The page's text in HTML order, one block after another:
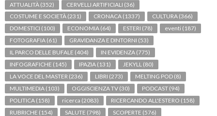
ATTUALITÀ (352) CERVELLI ARTIFICIALI (36)
COSTUME E SOCIETÀ (231) CRONACA (1337) CULTURA (366)
DOMESTICI (100) ECONOMIA (64) ESTERI (78) eventi (187)
FOTOGRAFIA (61) GRAVIDANZA E DINTORNI (53)
IL PARCO DELLE BUFALE (404) IN EVIDENZA (775)
INFOGRAFICHE (145) IPAZIA (131) JEKYLL (80)
LA VOCE DEL MASTER (236) LIBRI (273) MELTING POD (8)
MULTIMEDIA (103) OGGISCIENZA TV (30) PODCAST (94)
POLITICA (158) ricerca (2083) RICERCANDO ALL'ESTERO (158)
RUBRICHE (154) SALUTE (798) SCOPERTE (576)